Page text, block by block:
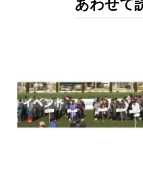
あわせて